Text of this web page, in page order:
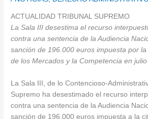
ACTUALIDAD TRIBUNAL SUPREMO
La Sala III desestima el recurso
contra una sentencia de la Audiencia
sanción de 196.000 euros impuesta por
de los Mercados y la Competencia en
La Sala III, de lo Contencioso-
Supremo ha desestimado el recurso
contra una sentencia de la Audiencia
sanción de 196.000 euros impuesta a la